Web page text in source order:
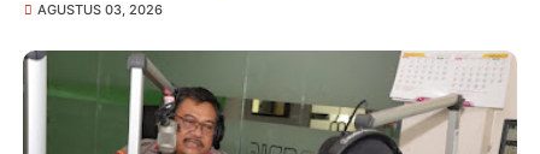
AGUSTUS 03, 2026